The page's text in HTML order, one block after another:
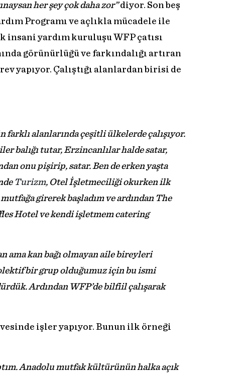
her şey çok daha zor”diyor. Son beş
Programı ve açlıkla mücadele ile
insani yardım kuruluşu WFP çatısı
görünürlüğü ve farkındalığı artıran
yapıyor. Çalıştığı alanlardan birisi de
farklı alanlarında çeşitli ülkelerde çalışıyor.
balığı tutar, Erzincanlılar halde satar,
onu pişirip, satar. Ben de erken yaşta
Turizm, Otel İşletmeciliği okurken ilk
girerek başladım ve ardından The
Hotel ve kendi işletmem catering
ama kan bağı olmayan aile bireyleri
bir grup olduğumuz için bu ismi
Ardından WFP’de bilfiil çalışarak
işler yapıyor. Bunun ilk örneği
Anadolu mutfak kültürünün halka açık